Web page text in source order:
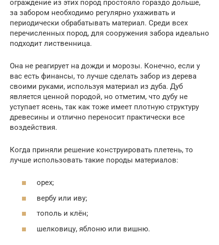
ограждение из этих пород простояло гораздо дольше,
за забором необходимо регулярно ухаживать и
периодически обрабатывать материал. Среди всех
перечисленных пород, для сооружения забора идеально
подходит лиственница.
Она не реагирует на дожди и морозы. Конечно, если у
вас есть финансы, то лучше сделать забор из дерева
своими руками, используя материал из дуба. Дуб
является ценной породой, но отметим, что дубу не
уступает ясень, так как тоже имеет плотную структуру
древесины и отлично переносит практически все
воздействия.
Когда приняли решение конструировать плетень, то
лучше использовать такие породы материалов:
орех;
вербу или иву;
тополь и клён;
шелковицу, яблоню или вишню.